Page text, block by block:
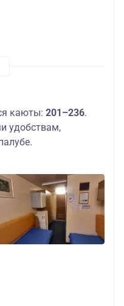
каюты: 201–236.
удобствам,